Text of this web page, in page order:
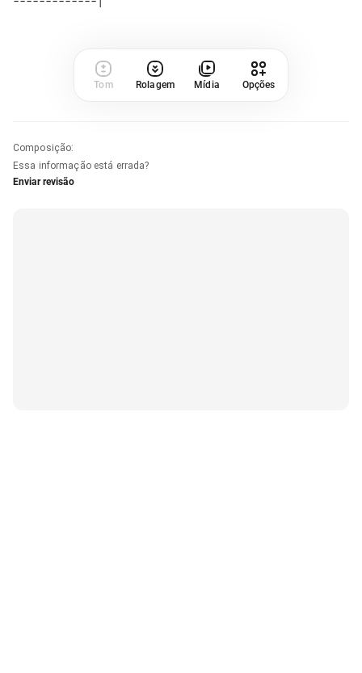
Tom Rolagem Mídia Opções
Composição:
Essa informação está errada?
Enviar revisão